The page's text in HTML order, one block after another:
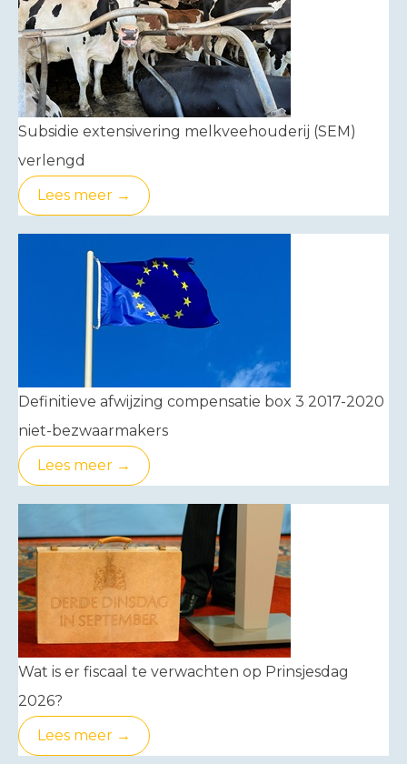
Subsidie extensivering melkveehouderij (SEM)
verlengd
Lees meer →
Definitieve afwijzing compensatie box 3 2017-2020
niet-bezwaarmakers
Lees meer →
Wat is er fiscaal te verwachten op Prinsjesdag
2026?
Lees meer →